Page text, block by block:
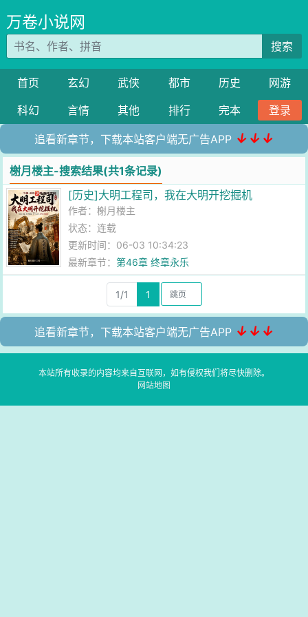
万卷小说网
搜索
首页 玄幻 武侠 都市 历史
网游
科幻
言情 其他 排行 完本 登录
追看新章节，下载本站客户端无广告APP ↓↓↓
榭月楼主-搜索结果(共1条记录)
[历史]大明工程司，我在大明开挖掘机
作者：榭月楼主
状态：连载
更新时间：06-03 10:34:23
最新章节：第46章 终章永乐
1/1 1
追看新章节，下载本站客户端无广告APP ↓↓↓
本站所有收录的内容均来自互联网，如有侵权我们将尽快删除。
网站地图